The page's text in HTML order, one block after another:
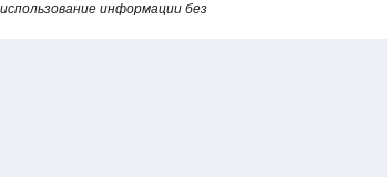
информации без